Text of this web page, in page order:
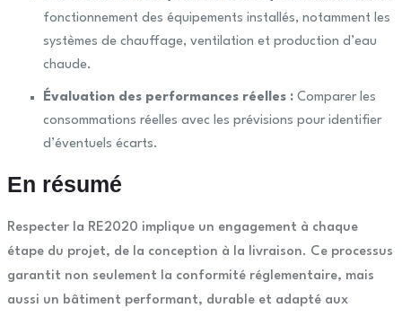
fonctionnement des équipements installés, notamment les
systèmes de chauffage, ventilation et production d’eau
chaude.
Évaluation des performances réelles :Comparer les
consommations réelles avec les prévisions pour identifier
d’éventuels écarts.
En résumé
Respecter la RE2020 implique un engagement à chaque
étape du projet, de la conception à la livraison. Ce processus
garantit non seulement la conformité réglementaire, mais
aussi un bâtiment performant, durable et adapté aux